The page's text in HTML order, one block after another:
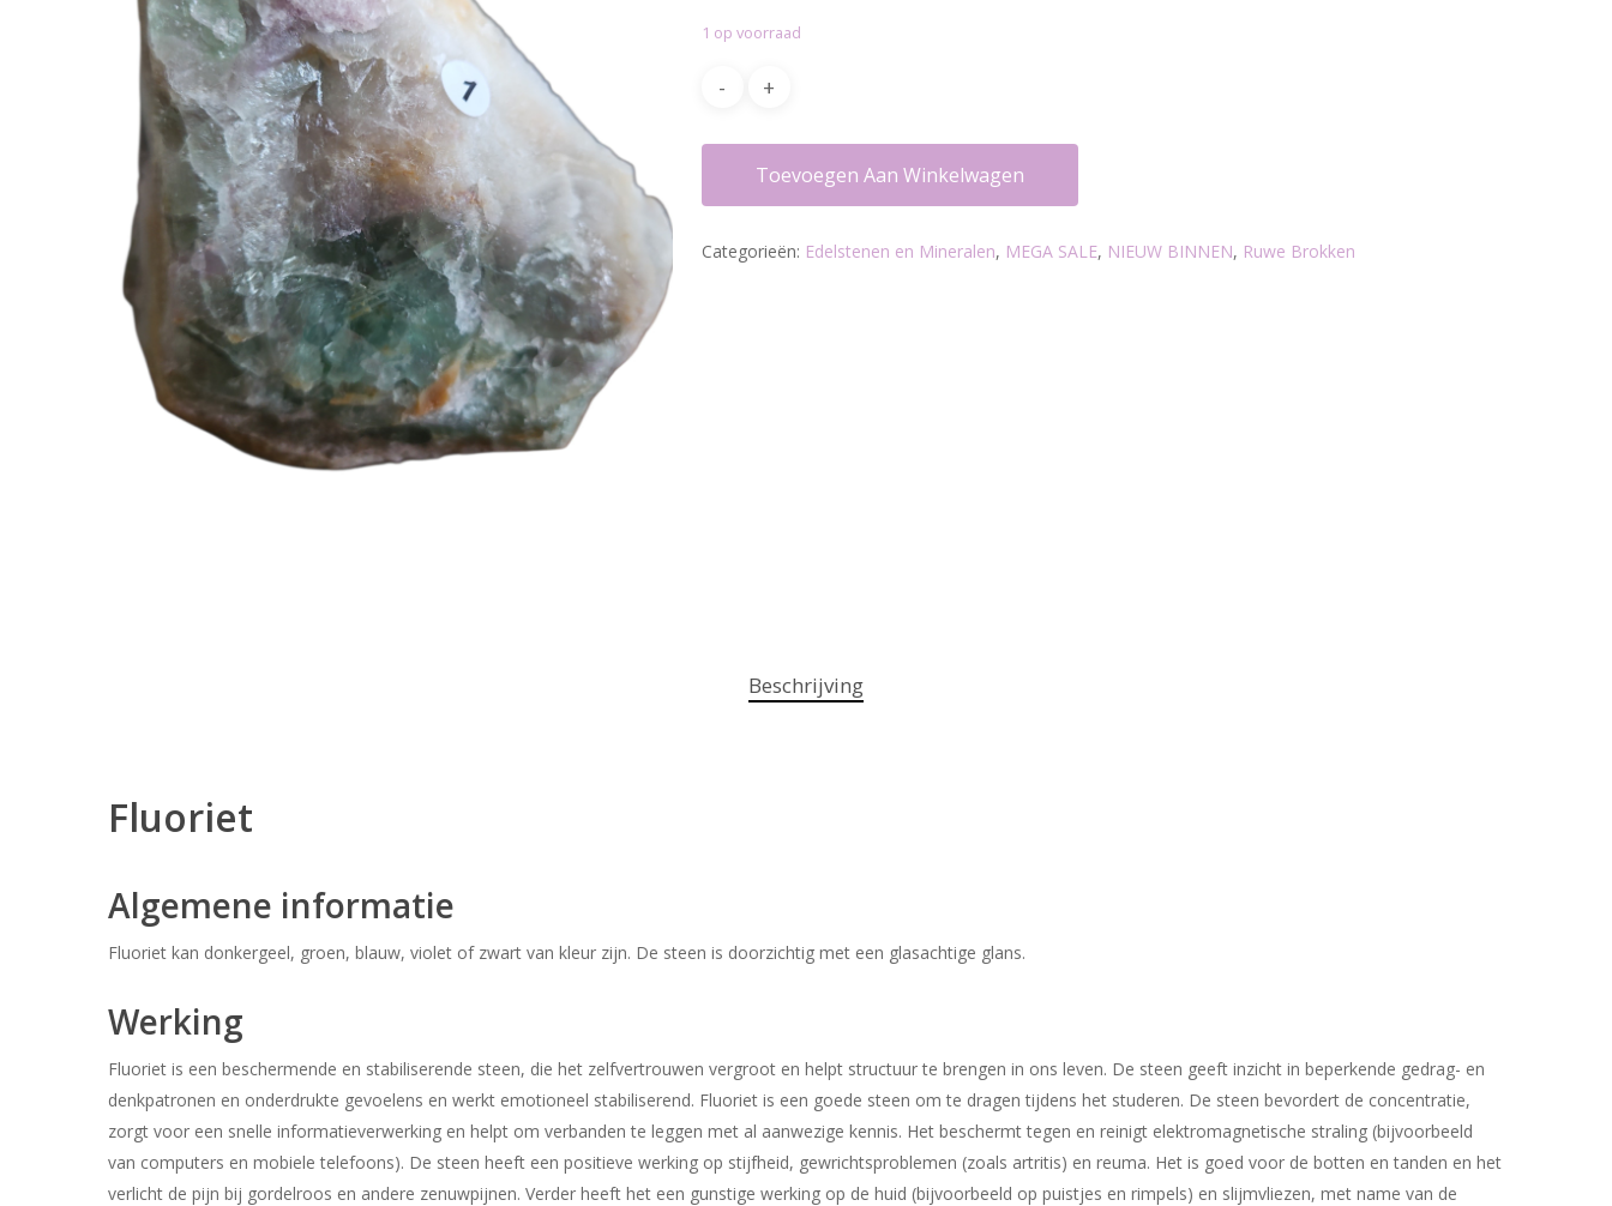
Hit enter to search or ESC to close
was:
€29.95.
1 op voorraad
Toevoegen Aan Winkelwagen
Categorieën: Edelstenen en Mineralen, MEGA SALE, NIEUW BINNEN, Ruwe Brokken
Beschrijving
Fluoriet
Algemene informatie
Fluoriet kan donkergeel, groen, blauw, violet of zwart van kleur zijn. De steen is doorzichtig met een glasachtige glans.
Werking
Fluoriet is een beschermende en stabiliserende steen, die het zelfvertrouwen vergroot en helpt structuur te brengen in ons leven. De steen geeft inzicht in beperkende gedrag- en
denkpatronen en onderdrukte gevoelens en werkt emotioneel stabiliserend. Fluoriet is een goede steen om te dragen tijdens het studeren. De steen bevordert de concentratie,
zorgt voor een snelle informatieverwerking en helpt om verbanden te leggen met al aanwezige kennis. Het beschermt tegen en reinigt elektromagnetische straling (bijvoorbeeld
van computers en mobiele telefoons). De steen heeft een positieve werking op stijfheid, gewrichtsproblemen (zoals artritis) en reuma. Het is goed voor de botten en tanden en het
verlicht de pijn bij gordelroos en andere zenuwpijnen. Verder heeft het een gunstige werking op de huid (bijvoorbeeld op puistjes en rimpels) en slijmvliezen, met name van de